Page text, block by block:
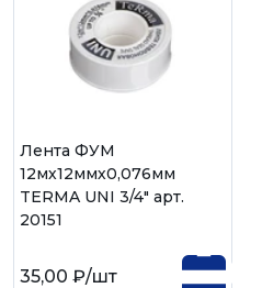
Лента ФУМ
12мх12ммх0,076мм
TERMA UNI 3/4" арт.
20151
35,00 ₽/шт